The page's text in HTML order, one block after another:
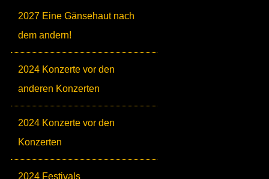
2027 Eine Gänsehaut nach
dem andern!
2024 Konzerte vor den
anderen Konzerten
2024 Konzerte vor den
Konzerten
2024 Festivals